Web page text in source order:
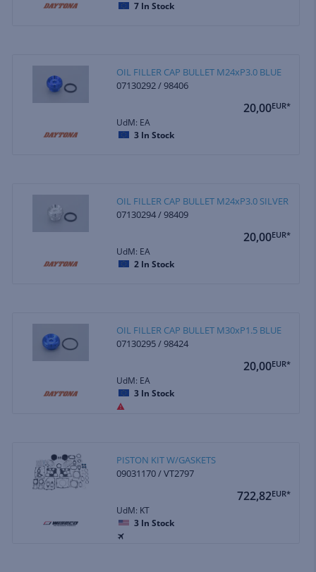
7 In Stock
OIL FILLER CAP BULLET M24xP3.0 BLUE
07130292 / 98406
20,00EUR*
UdM: EA
3 In Stock
OIL FILLER CAP BULLET M24xP3.0 SILVER
07130294 / 98409
20,00EUR*
UdM: EA
2 In Stock
OIL FILLER CAP BULLET M30xP1.5 BLUE
07130295 / 98424
20,00EUR*
UdM: EA
3 In Stock
PISTON KIT W/GASKETS
09031170 / VT2797
722,82EUR*
UdM: KT
3 In Stock